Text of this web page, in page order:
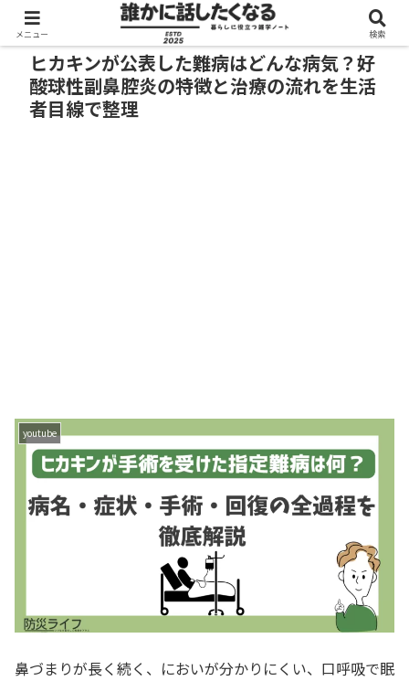
ヒカキンが公表した難病はどんな病気？好
酸球性副鼻腔炎の特徴と治療の流れを生活
者目線で整理
youtube
鼻づまりが長く続く、においが分かりにくい、口呼吸で眠
メニュー 検索